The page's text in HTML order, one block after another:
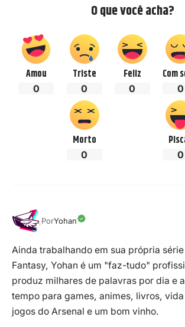
O que você acha?
Amou
0
Triste
0
Feliz
0
Com
0
Morto
0 0
PorYohan
Ainda trabalhando em sua própria
Fantasy, Yohan é um "faz-tudo"
produz milhares de palavras por dia e
tempo para games, animes, livros,
jogos do Arsenal e um bom vinho.